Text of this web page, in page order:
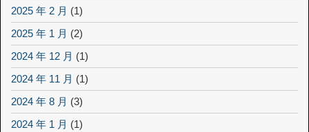
2025 年 2 月 (1)
2025 年 1 月 (2)
2024 年 12 月 (1)
2024 年 11 月 (1)
2024 年 8 月 (3)
2024 年 1 月 (1)